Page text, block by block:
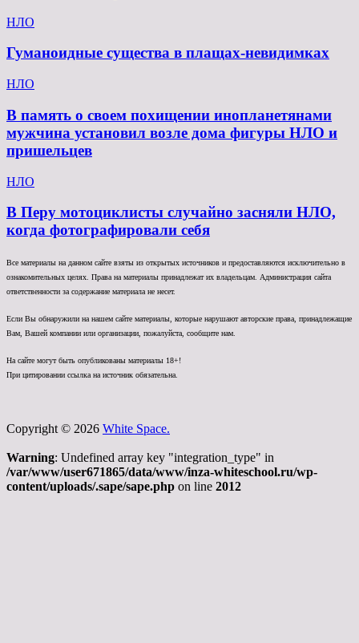
НЛО
Гуманоидные существа в плащах-невидимках
НЛО
В память о своем похищении инопланетянами
мужчина установил возле дома фигуры НЛО и
пришельцев
НЛО
В Перу мотоциклисты случайно засняли НЛО,
когда фотографировали себя
Все материалы на данном сайте взяты из открытых источников и предоставляются исключительно в
ознакомительных целях. Права на материалы принадлежат их владельцам. Администрация сайта
ответственности за содержание материала не несет.
Если Вы обнаружили на нашем сайте материалы, которые нарушают авторские права, принадлежащие
Вам, Вашей компании или организации, пожалуйста, сообщите нам.
На сайте могут быть опубликованы материалы 18+!
При цитировании ссылка на источник обязательна.
Copyright © 2026 White Space.
Warning: Undefined array key "integration_type" in
/var/www/user671865/data/www/inza-whiteschool.ru/wp-
content/uploads/.sape/sape.php on line 2012